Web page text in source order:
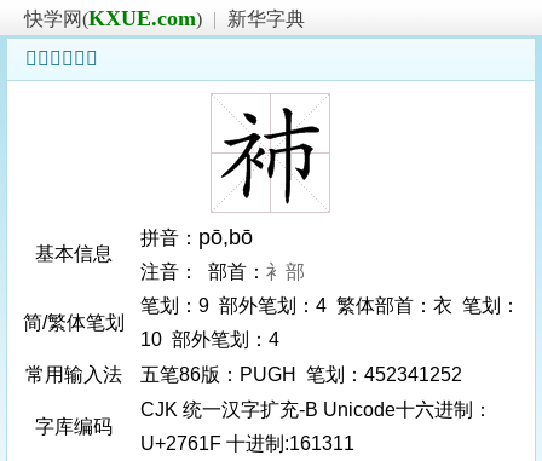
快学网(KXUE.com) |
新华字典
𧘟字基本信息
基本信息
拼音： pō,bō
注音： 部首： 衤部
简/繁体笔划
笔划：9 部外笔划：4 繁体部首：衣 笔划：
10 部外笔划：4
常用输入法
五笔86版：PUGH 笔划：452341252
字库编码
CJK 统一汉字扩充-B Unicode十六进制：
U+2761F 十进制:161311